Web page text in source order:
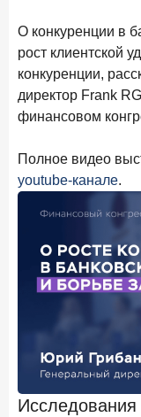
Банки начали
решения ЦБ
16 марта 2026 года
2026 года
12 марта 2026 года
Банки ускорили
Рассылка
Итоги недели, наша
на банковском рынке
О конкуренции в
рост клиентской
конкуренции,
директор Frank
финансовом
Полное видео
youtube-канале.
Исследования